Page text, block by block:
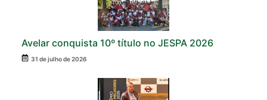
Avelar conquista 10º título no JESPA 2026
31 de julho de 2026